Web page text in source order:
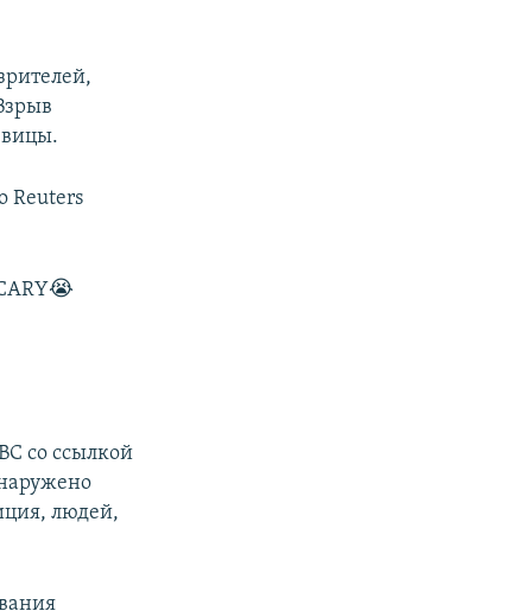
Reuters
со ссылкой
людей,